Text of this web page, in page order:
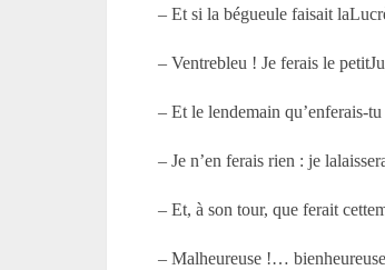
– Et si la bégueule faisait
– Ventrebleu ! Je ferais le
– Et le lendemain qu’enferais-tu
– Je n’en ferais rien : je
– Et, à son tour, que ferait
– Malheureuse !…